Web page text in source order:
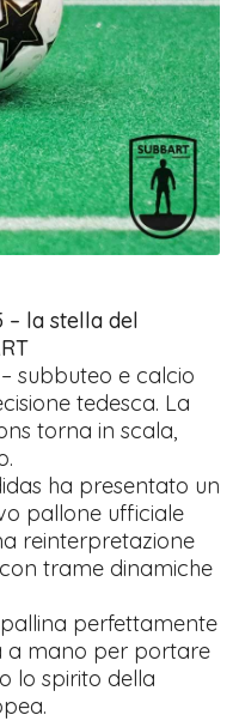
– la stella del
subbuteo e calcio
tedesca. La
torna in scala,
ha presentato un
pallone ufficiale
reinterpretazione
trame dinamiche
perfettamente
a mano per portare
lo spirito della